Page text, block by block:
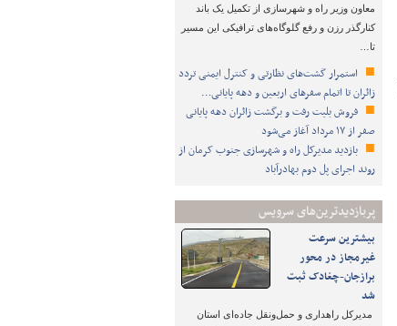
معاون وزیر راه و شهرسازی از تکمیل یک باند
کنارگذر رزن و رفع گلوگاه‌های ترافیکی این مسیر
تا…
استمرار گشت‌های نظارتی و کنترل ایمنی تردد
زائران تا اتمام سفرهای اربعین و دهه پایانی…
فروش بلیت رفت و برگشت زائران دهه پایانی
صفر از ۱۷ مرداد آغاز می‌شود
بازدید مدیرکل راه و شهرسازی جنوب کرمان از
روند اجرای پل دوم بهادرآباد
پربازدیدترین‌های سرویس
بیشترین سرعت
غیرمجاز در محور
برازجان-چغادک ثبت
شد
مدیرکل راهداری و حمل‌ونقل جاده‌ای استان